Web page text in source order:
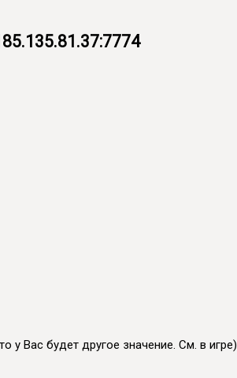
у Вас будет другое значение. См. в игре)